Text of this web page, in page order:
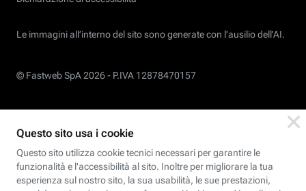
Le immagini all’interno del sito sono generate con l'ausilio dell'AI.
© Fastweb SpA 2026 - P.IVA 12878470157